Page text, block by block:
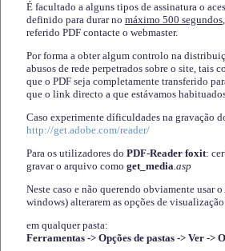
É facultado a alguns tipos de assinatura o
definido para durar no máximo 500 segundos
referido PDF contacte o webmaster.
Por forma a obter algum controlo na
abusos de rede perpetrados sobre o site, tais
que o PDF seja completamente transferido
que o link directo a que estávamos
Caso experimente díficuldades na gravação
http://get.adobe.com/reader/
Para os utilizadores do PDF-Reader foxit:
gravar o arquivo como get_media.asp
Neste caso e não querendo obviamente usar
windows) alterarem as opções de
em qualquer pasta:
Ferramentas -> Opções de pastas -> Ver ->